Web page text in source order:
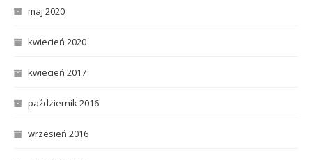
maj 2020
kwiecień 2020
kwiecień 2017
październik 2016
wrzesień 2016